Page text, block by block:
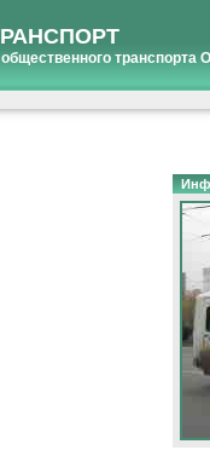
транспорта